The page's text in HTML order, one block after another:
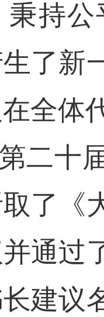
秉持
了新
全体
二十
了《
通过
建议